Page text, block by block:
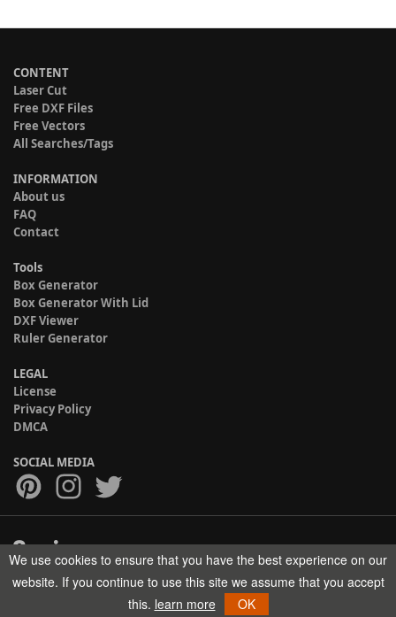
CONTENT
Laser Cut
Free DXF Files
Free Vectors
All Searches/Tags
INFORMATION
About us
FAQ
Contact
Tools
Box Generator
Box Generator With Lid
DXF Viewer
Ruler Generator
LEGAL
License
Privacy Policy
DMCA
SOCIAL MEDIA
Copyright © 2017-2026 HELMAN TECH All rights reserved.
We use cookies to ensure that you have the best experience on our
website. If you continue to use this site we assume that you accept
this. learn more OK